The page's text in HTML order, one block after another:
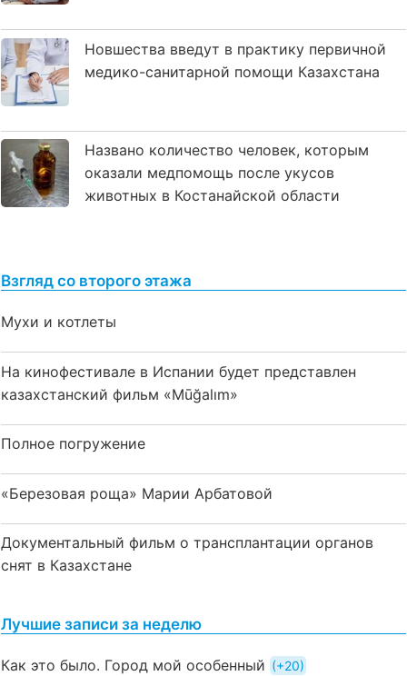
Новшества введут в практику первичной
медико-санитарной помощи Казахстана
Названо количество человек, которым
оказали медпомощь после укусов
животных в Костанайской области
Взгляд со второго этажа
Мухи и котлеты
На кинофестивале в Испании будет представлен
казахстанский фильм «Mūğalım»
Полное погружение
«Березовая роща» Марии Арбатовой
Документальный фильм о трансплантации органов
снят в Казахстане
Лучшие записи за неделю
Как это было. Город мой особенный +20